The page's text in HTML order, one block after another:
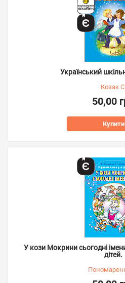
Український
Козак
50,00
Купити
У кози Мокрини сьогодні
дітей.